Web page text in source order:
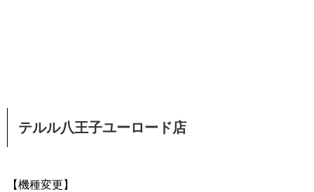
テルル八王子ユーロード店
【機種変更】